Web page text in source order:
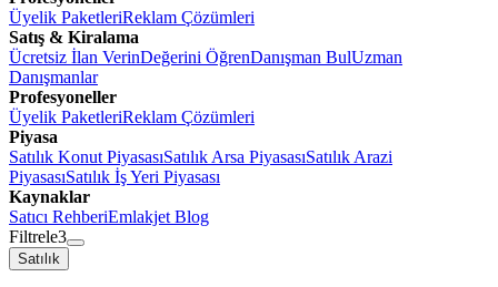
Üyelik PaketleriReklam Çözümleri
Satış & Kiralama
Ücretsiz İlan VerinDeğerini ÖğrenDanışman BulUzman
Danışmanlar
Profesyoneller
Üyelik PaketleriReklam Çözümleri
Piyasa
Satılık Konut PiyasasıSatılık Arsa PiyasasıSatılık Arazi
PiyasasıSatılık İş Yeri Piyasası
Kaynaklar
Satıcı RehberiEmlakjet Blog
Filtrele3
Satılık